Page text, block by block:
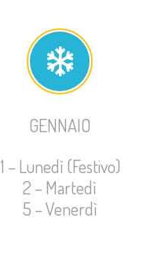
GENNAIO
1 – Lunedì (Festivo)
2 – Martedì
5 – Venerdì